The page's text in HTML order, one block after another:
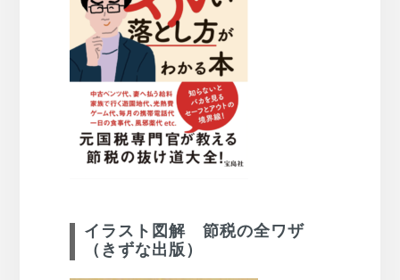
イラスト図解 節税の全ワザ
（きずな出版）